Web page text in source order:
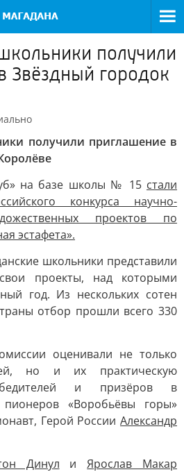
получили
Звёздный городок
получили приглашение в
на базе школы № 15 стали
конкурса научно-
проектов по
эстафета».
школьники представили
проекты, над которыми
год. Из нескольких сотен
отбор прошли всего 330
оценивали не только
но и их практическую
и призёров в
«Воробьёвы горы»
Герой России Александр
Динул иЯрослав Макар